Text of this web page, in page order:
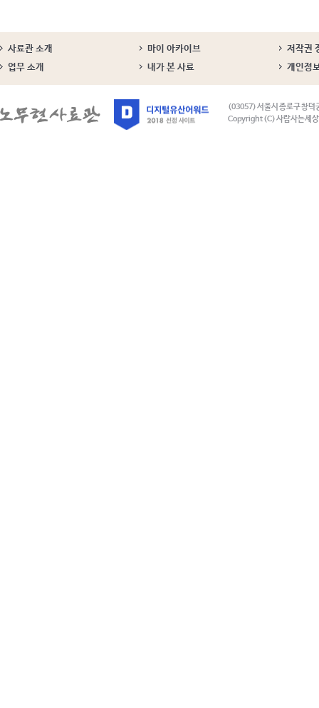
사료관 소개 마이 아카이브
저작권
업무 소개
내가 본 사료 개인정
(03057) 서울시 종로구 창덕
Copyright (C) 사람사는세